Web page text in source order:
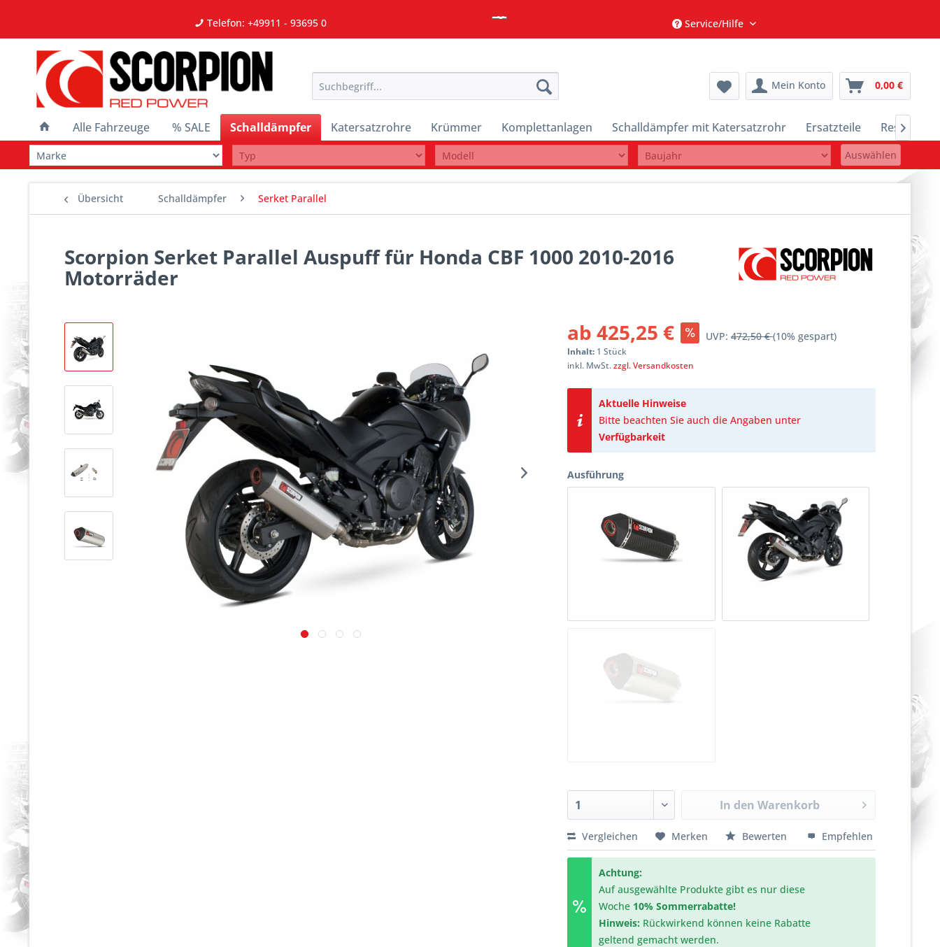
Telefon: +49911 - 93695 0 Service/Hilfe
Mein Konto 0,00 €
Alle Fahrzeuge % SALE Schalldämpfer Katersatzrohre Krümmer Komplettanlagen Schalldämpfer mit Katersatzrohr Ersatzteile Restposten

Auswählen
Übersicht Schalldämpfer Serket Parallel
Scorpion Serket Parallel Auspuff für Honda CBF 1000 2010-2016
Motorräder
ab 425,25 € UVP:472,50 €(10% gespart)
Inhalt: 1 Stück
inkl. MwSt.zzgl. Versandkosten
Aktuelle Hinweise
Bitte beachten Sie auch die Angaben unter
Verfügbarkeit
Ausführung
In den Warenkorb
Vergleichen Merken Bewerten Empfehlen
Achtung:
Auf ausgewählte Produkte gibt es nur diese
Woche 10% Sommerrabatte!
Hinweis: Rückwirkend können keine Rabatte
geltend gemacht werden.